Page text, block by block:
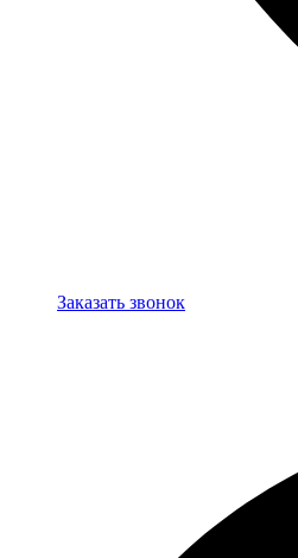
Заказать звонок